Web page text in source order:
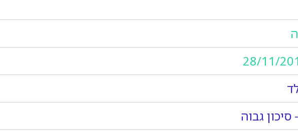
28/11/
סיכון גבוה